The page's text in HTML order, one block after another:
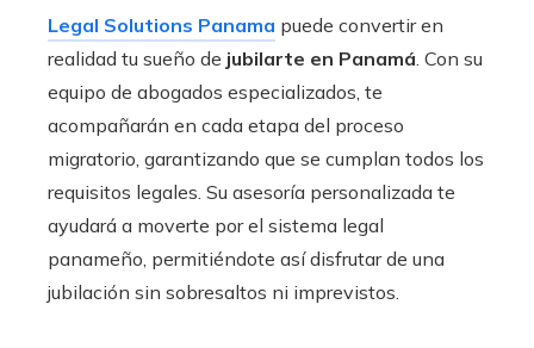
Legal Solutions Panama puede convertir en
realidad tu sueño de jubilarte en Panamá. Con su
equipo de abogados especializados, te
acompañarán en cada etapa del proceso
migratorio, garantizando que se cumplan todos los
requisitos legales. Su asesoría personalizada te
ayudará a moverte por el sistema legal
panameño, permitiéndote así disfrutar de una
jubilación sin sobresaltos ni imprevistos.